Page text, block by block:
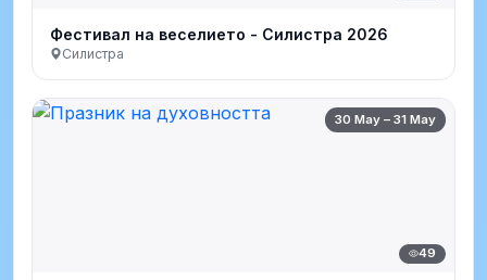
Фестивал на веселието - Силистра 2026
Силистра
30 May – 31 May
49